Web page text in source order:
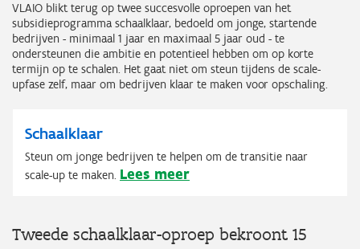
VLAIO blikt terug op twee succesvolle oproepen van het
subsidieprogramma schaalklaar, bedoeld om jonge, startende
bedrijven - minimaal 1 jaar en maximaal 5 jaar oud - te
ondersteunen die ambitie en potentieel hebben om op korte
termijn op te schalen. Het gaat niet om steun tijdens de scale-
upfase zelf, maar om bedrijven klaar te maken voor opschaling.
Schaalklaar
Steun om jonge bedrijven te helpen om de transitie naar
scale-up te maken. Lees meer
Tweede schaalklaar-oproep bekroont 15